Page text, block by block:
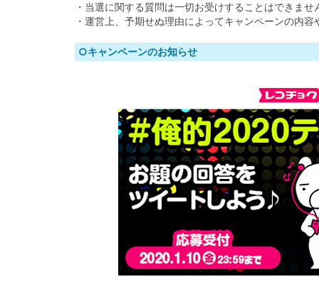
・当選に関する質問は一切お受けすることはできま
・運営上、予期せぬ理由によってキャンペーンの内
○キャンペーンのお知らせ